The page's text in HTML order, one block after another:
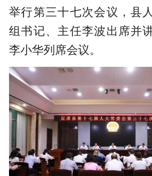
举行第三十七次会议，县
组书记、主任李波出席并
李小华列席会议。